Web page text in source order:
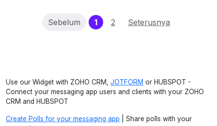
Sebelum 1(current)
2 Seterusnya
Use our Widget with ZOHO CRM, JOTFORM or HUBSPOT -
Connect your messaging app users and clients with your ZOHO
CRM and HUBSPOT
Create Polls for your messaging app | Share polls with your